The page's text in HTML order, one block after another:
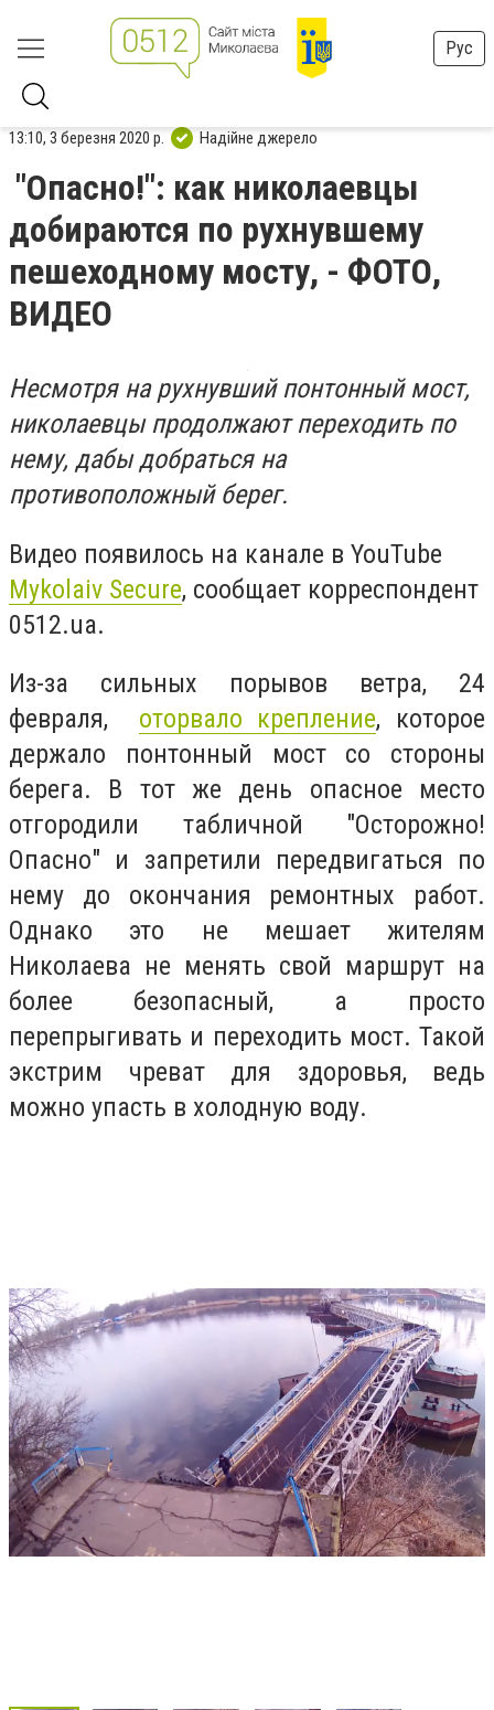
Рус
13:10, 3 березня 2020 р. Надійне джерело
"Опасно!": как николаевцы
добираются по рухнувшему
пешеходному мосту, - ФОТО,
ВИДЕО
Несмотря на рухнувший понтонный мост,
николаевцы продолжают переходить по
нему, дабы добраться на
противоположный берег.
Видео появилось на канале в YouTube
Mykolaiv Secure, сообщает корреспондент
0512.ua.
Из-за сильных порывов ветра, 24
февраля, оторвало крепление, которое
держало понтонный мост со стороны
берега. В тот же день опасное место
отгородили табличной "Осторожно!
Опасно" и запретили передвигаться по
нему до окончания ремонтных работ.
Однако это не мешает жителям
Николаева не менять свой маршрут на
более безопасный, а просто
перепрыгивать и переходить мост. Такой
экстрим чреват для здоровья, ведь
можно упасть в холодную воду.